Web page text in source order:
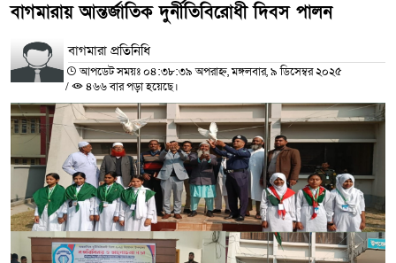
বাগমারায় আন্তর্জাতিক দুর্নীতিবিরোধী দিবস পালন
বাগমারা প্রতিনিধি
আপডেট সময়ঃ ০৪:৩৮:৩৯ অপরাহ্ন, মঙ্গলবার, ৯ ডিসেম্বর ২০২৫
/
৪৬৬ বার পড়া হয়েছে।